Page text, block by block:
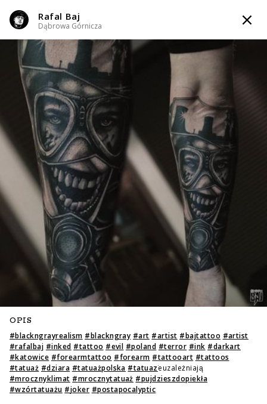
Rafal Baj
Dąbrowa Górnicza
Styl tatuażu: Biomechanic / Bio-organic / Black & Grey / Realizm /
Surrealizm / Horror
WIADOMOŚĆ
TATUAŻE WZORY INFO
Rafal Baj
Dąbrowa Górnicza
OPIS
#blackngrayrealism #blackngray #art #artist #bajtattoo #artist
#rafalbaj #inked #tattoo #evil #poland #terror #ink #darkart
#katowice #forearmtattoo #forearm #tattooart #tattoos
#tatuaż #dziara #tatuażpolska #tatuażeuzależniają
#mrocznyklimat #mrocznytatuaż #pujdzieszdopiekła
#wzórtatuażu #joker #postapocalyptic